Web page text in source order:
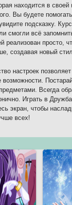
находится в
Вы будете
подсказку.
смогли всё
реализован просто,
создавая новый
настроек
возможности.
Всегда
Играть в
экран, чтобы
всех!